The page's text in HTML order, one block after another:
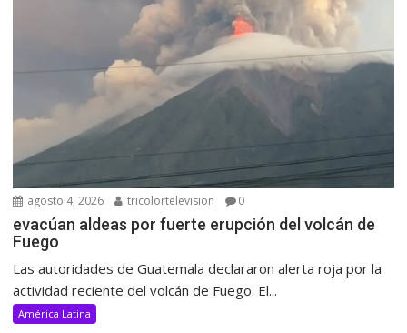
agosto 4, 2026 tricolortelevision 0
evacúan aldeas por fuerte erupción del volcán de
Fuego
Las autoridades de Guatemala declararon alerta roja por la
actividad reciente del volcán de Fuego. El...
América Latina